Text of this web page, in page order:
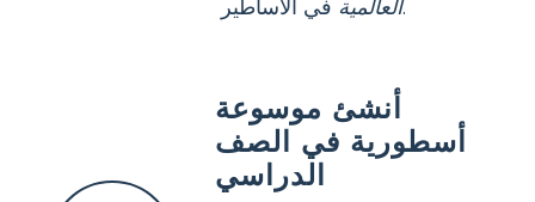
العالميةفي الأساطير.
أنشئ موسوعة
أسطورية في الصف
الدراسي